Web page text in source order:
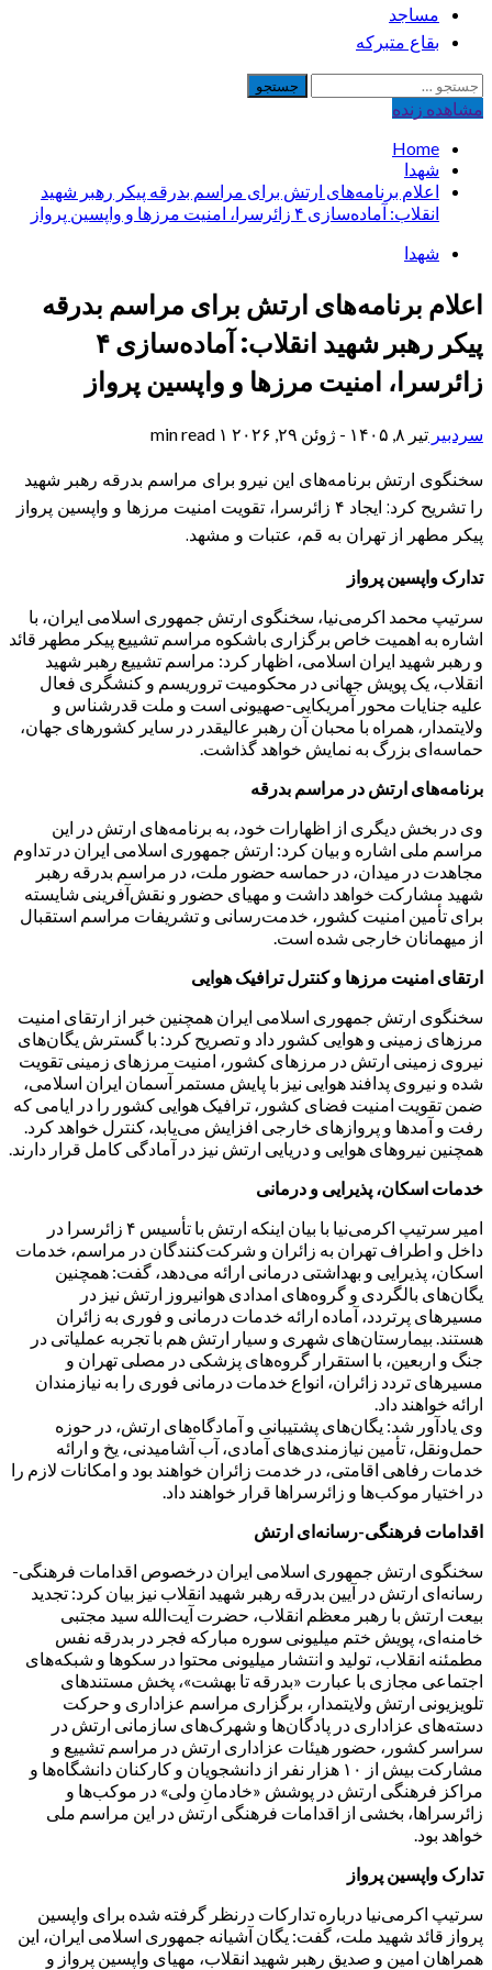
مساجد
بقاع متبرکه
جستجو
برای:
مشاهده‌ زنده
Home
شهدا
اعلام برنامه‌های ارتش برای مراسم بدرقه پیکر رهبر شهید
انقلاب: آماده‌سازی ۴ زائرسرا، امنیت مرزها و واپسین پرواز
شهدا
اعلام برنامه‌های ارتش برای مراسم بدرقه
پیکر رهبر شهید انقلاب: آماده‌سازی ۴
زائرسرا، امنیت مرزها و واپسین پرواز
سردبیر تیر ۸, ۱۴۰۵ - ژوئن ۲۹, ۲۰۲۶ ۱ min read
سخنگوی ارتش برنامه‌های این نیرو برای مراسم بدرقه رهبر شهید
را تشریح کرد: ایجاد ۴ زائرسرا، تقویت امنیت مرزها و واپسین پرواز
پیکر مطهر از تهران به قم، عتبات و مشهد.
تدارک واپسین پرواز
سرتیپ محمد اکرمی‌نیا، سخنگوی ارتش جمهوری اسلامی ایران، با
اشاره به اهمیت خاص برگزاری باشکوه مراسم تشییع پیکر مطهر قائد
و رهبر شهید ایران اسلامی، اظهار کرد: مراسم تشییع رهبر شهید
انقلاب، یک پویش جهانی در محکومیت تروریسم و کنشگری فعال
علیه جنایات محور آمریکایی-صهیونی است و ملت قدرشناس و
ولایتمدار، همراه با محبان آن رهبر عالیقدر در سایر کشورهای جهان،
حماسه‌ای بزرگ به نمایش خواهد گذاشت.
برنامه‌های ارتش در مراسم بدرقه
وی در بخش دیگری از اظهارات خود، به برنامه‌های ارتش در این
مراسم ملی اشاره و بیان کرد: ارتش جمهوری اسلامی ایران در تداوم
مجاهدت در میدان، در حماسه حضور ملت، در مراسم بدرقه رهبر
شهید مشارکت خواهد داشت و مهیای حضور و نقش‌آفرینی شایسته
برای تأمین امنیت کشور، خدمت‌رسانی و تشریفات مراسم استقبال
از میهمانان خارجی شده است.
ارتقای امنیت مرزها و کنترل ترافیک هوایی
سخنگوی ارتش جمهوری اسلامی ایران همچنین خبر از ارتقای امنیت
مرزهای زمینی و هوایی کشور داد و تصریح کرد: با گسترش یگان‌های
نیروی زمینی ارتش در مرزهای کشور، امنیت مرزهای زمینی تقویت
شده و نیروی پدافند هوایی نیز با پایش مستمر آسمان ایران اسلامی،
ضمن تقویت امنیت فضای کشور، ترافیک هوایی کشور را در ایامی که
رفت و آمدها و پروازهای خارجی افزایش می‌یابد، کنترل خواهد کرد.
همچنین نیروهای هوایی و دریایی ارتش نیز در آمادگی کامل قرار دارند.
خدمات اسکان، پذیرایی و درمانی
امیر سرتیپ اکرمی‌نیا با بیان اینکه ارتش با تأسیس ۴ زائرسرا در
داخل و اطراف تهران به زائران و شرکت‌کنندگان در مراسم، خدمات
اسکان، پذیرایی و بهداشتی درمانی ارائه می‌دهد، گفت: همچنین
یگان‌های بالگردی و گروه‌های امدادی هوانیروز ارتش نیز در
مسیرهای پرتردد، آماده ارائه خدمات درمانی و فوری به زائران
هستند. بیمارستان‌های شهری و سیار ارتش هم با تجربه عملیاتی در
جنگ و اربعین، با استقرار گروه‌های پزشکی در مصلی تهران و
مسیرهای تردد زائران، انواع خدمات درمانی فوری را به نیازمندان
ارائه خواهند داد.
وی یادآور شد: یگان‌های پشتیبانی و آمادگاه‌های ارتش، در حوزه
حمل‌ونقل، تأمین نیازمندی‌های آمادی، آب آشامیدنی، یخ و ارائه
خدمات رفاهی اقامتی، در خدمت زائران خواهند بود و امکانات لازم را
در اختیار موکب‌ها و زائرسراها قرار خواهند داد.
اقدامات فرهنگی-رسانه‌ای ارتش
سخنگوی ارتش جمهوری اسلامی ایران درخصوص اقدامات فرهنگی-
رسانه‌ای ارتش در آیین بدرقه رهبر شهید انقلاب نیز بیان کرد: تجدید
بیعت ارتش با رهبر معظم انقلاب، حضرت آیت‌الله سید مجتبی
خامنه‌ای، پویش ختم میلیونی سوره مبارکه فجر در بدرقه نفس
مطمئنه انقلاب، تولید و انتشار میلیونی محتوا در سکوها و شبکه‌های
اجتماعی مجازی با عبارت «بدرقه تا بهشت»، پخش مستندهای
تلویزیونی ارتش ولایتمدار، برگزاری مراسم عزاداری و حرکت
دسته‌های عزاداری در پادگان‌ها و شهرک‌های سازمانی ارتش در
سراسر کشور، حضور هیئات عزاداری ارتش در مراسم تشییع و
مشارکت بیش از ۱۰ هزار نفر از دانشجویان و کارکنان دانشگاه‌ها و
مراکز فرهنگی ارتش در پوشش «خادمانِ ولی» در موکب‌ها و
زائرسراها، بخشی از اقدامات فرهنگی ارتش در این مراسم ملی
خواهد بود.
تدارک واپسین پرواز
سرتیپ اکرمی‌نیا درباره تدارکات درنظر گرفته شده برای واپسین
پرواز قائد شهید ملت، گفت: یگان آشیانه جمهوری اسلامی ایران، این
همراهان امین و صدیق رهبر شهید انقلاب، مهیای واپسین پرواز و